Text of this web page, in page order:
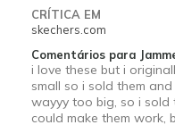
CRÍTICA EM
skechers.com
Comentários para
i love these but i
small so i sold them
wayyy too big, so i sold
could make them work,
and re-ordered a 7
thinking i could make
them work, but the
toe box feels very
narrow. they are
comfortable but my